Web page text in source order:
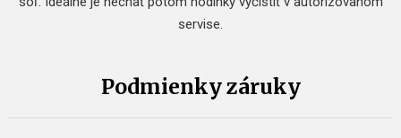
servise.
Podmienky záruky